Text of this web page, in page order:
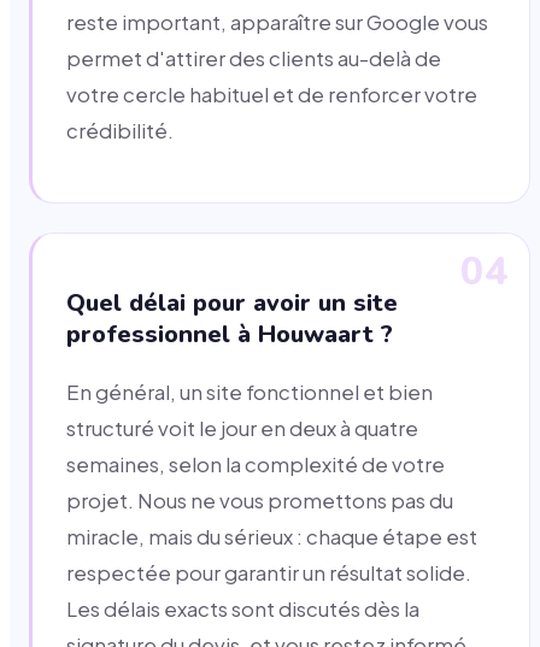
reste important, apparaître sur Google vous
permet d'attirer des clients au-delà de
votre cercle habituel et de renforcer votre
crédibilité.
04
Quel délai pour avoir un site
professionnel à Houwaart ?
En général, un site fonctionnel et bien
structuré voit le jour en deux à quatre
semaines, selon la complexité de votre
projet. Nous ne vous promettons pas du
miracle, mais du sérieux : chaque étape est
respectée pour garantir un résultat solide.
Les délais exacts sont discutés dès la